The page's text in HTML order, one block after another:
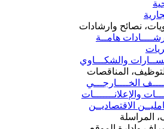
نصائح وارشادات
هامــة
والشكـــاوي
المناقصات
الخــــارجـــي
والإعلانـــــــات
الاقتصاديــن
المراسلة